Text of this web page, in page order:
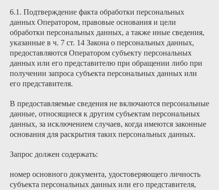
6.1. Подтверждение факта обработки персональных
данных Оператором, правовые основания и цели
обработки персональных данных, а также иные сведения,
указанные в ч. 7 ст. 14 Закона о персональных данных,
предоставляются Оператором субъекту персональных
данных или его представителю при обращении либо при
получении запроса субъекта персональных данных или
его представителя.
В предоставляемые сведения не включаются персональные
данные, относящиеся к другим субъектам персональных
данных, за исключением случаев, когда имеются законные
основания для раскрытия таких персональных данных.
Запрос должен содержать:
номер основного документа, удостоверяющего личность
субъекта персональных данных или его представителя,